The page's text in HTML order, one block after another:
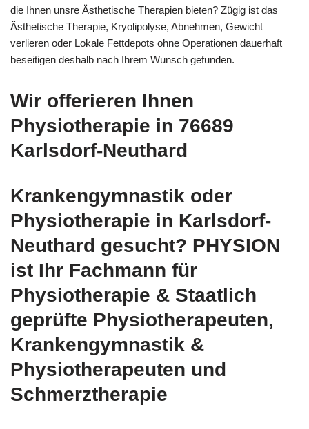
die Ihnen unsre Ästhetische Therapien bieten? Zügig ist das
Ästhetische Therapie, Kryolipolyse, Abnehmen, Gewicht
verlieren oder Lokale Fettdepots ohne Operationen dauerhaft
beseitigen deshalb nach Ihrem Wunsch gefunden.
Wir offerieren Ihnen
Physiotherapie in 76689
Karlsdorf-Neuthard
Krankengymnastik oder
Physiotherapie in Karlsdorf-
Neuthard gesucht? PHYSION
ist Ihr Fachmann für
Physiotherapie & Staatlich
geprüfte Physiotherapeuten,
Krankengymnastik &
Physiotherapeuten und
Schmerztherapie